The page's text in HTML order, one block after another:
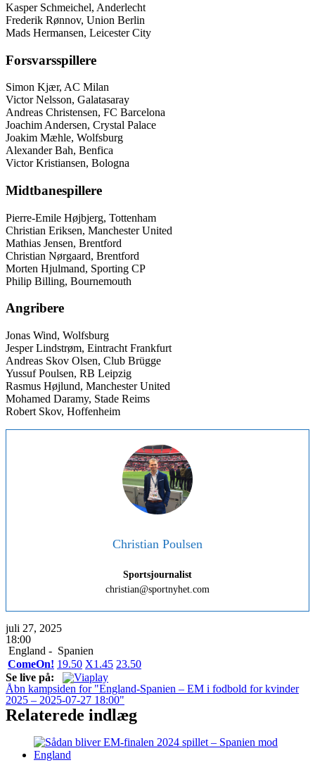
Kasper Schmeichel, Anderlecht
Frederik Rønnov, Union Berlin
Mads Hermansen, Leicester City
Forsvarsspillere
Simon Kjær, AC Milan
Victor Nelsson, Galatasaray
Andreas Christensen, FC Barcelona
Joachim Andersen, Crystal Palace
Joakim Mæhle, Wolfsburg
Alexander Bah, Benfica
Victor Kristiansen, Bologna
Midtbanespillere
Pierre-Emile Højbjerg, Tottenham
Christian Eriksen, Manchester United
Mathias Jensen, Brentford
Christian Nørgaard, Brentford
Morten Hjulmand, Sporting CP
Philip Billing, Bournemouth
Angribere
Jonas Wind, Wolfsburg
Jesper Lindstrøm, Eintracht Frankfurt
Andreas Skov Olsen, Club Brügge
Yussuf Poulsen, RB Leipzig
Rasmus Højlund, Manchester United
Mohamed Daramy, Stade Reims
Robert Skov, Hoffenheim
Christian Poulsen
Sportsjournalist
christian@sportnyhet.com
juli 27, 2025
18:00
England - Spanien
ComeOn! 19.50 X1.45 23.50
Se live på:
Åbn kampsiden for "England-Spanien – EM i fodbold for kvinder
2025 – 2025-07-27 18:00"
Relaterede indlæg